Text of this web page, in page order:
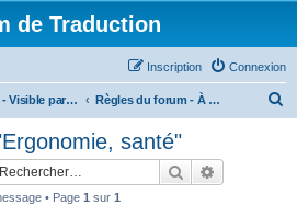
de Traduction
Connexion
Inscription
ACCUEIL - Visible par le monde entier Règles du forum - À LIRE AVANT DE S'INSCRIRE
santé"
Rechercher
• Page 1 sur 1